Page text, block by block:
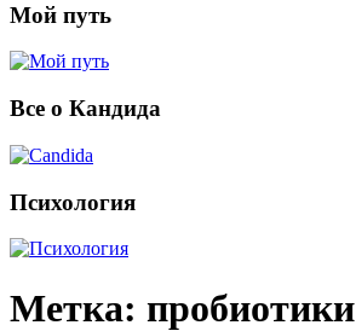
Мой путь
Все о Кандида
Психология
Метка: пробиотики